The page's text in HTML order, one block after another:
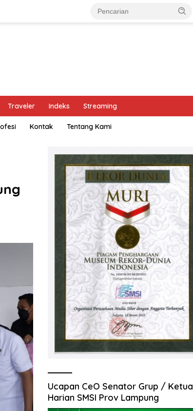
Traveler Indeks Streaming
Kontak Tentang Kami
Ucapan CeO Senator Grup / Ketua
Harian SMSI Prov Lampung